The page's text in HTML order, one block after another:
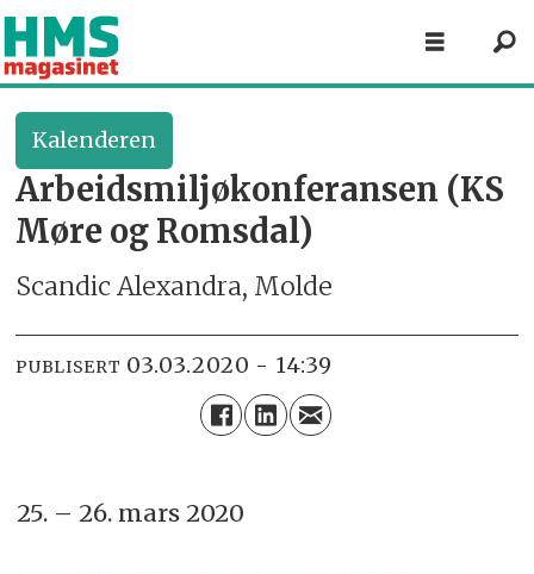
Kalenderen
Arbeidsmiljøkonferansen (KS
Møre og Romsdal)
Scandic Alexandra, Molde
PUBLISERT 03.03.2020 - 14:39
25. – 26. mars 2020